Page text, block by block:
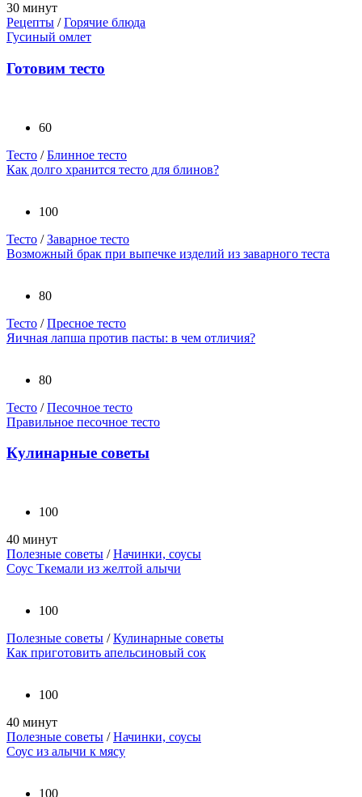
30 минут
Рецепты /Горячие блюда
Гусиный омлет
Готовим тесто
60
Тесто /Блинное тесто
Как долго хранится тесто для блинов?
100
Тесто /Заварное тесто
Возможный брак при выпечке изделий из заварного теста
80
Тесто /Пресное тесто
Яичная лапша против пасты: в чем отличия?
80
Тесто /Песочное тесто
Правильное песочное тесто
Кулинарные советы
100
40 минут
Полезные советы /Начинки, соусы
Соус Ткемали из желтой алычи
100
Полезные советы /Кулинарные советы
Как приготовить апельсиновый сок
100
40 минут
Полезные советы /Начинки, соусы
Соус из алычи к мясу
100